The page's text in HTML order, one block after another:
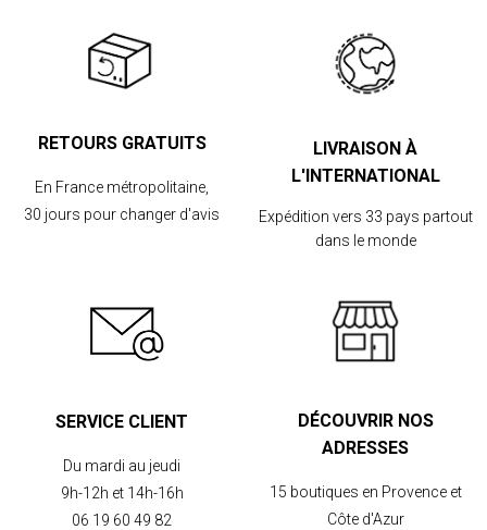
RETOURS GRATUITS
En France métropolitaine,
30 jours pour changer d'avis
LIVRAISON À
L'INTERNATIONAL
Expédition vers 33 pays partout
dans le monde
SERVICE CLIENT
Du mardi au jeudi
9h-12h et 14h-16h
06 19 60 49 82
DÉCOUVRIR NOS
ADRESSES
15 boutiques en Provence et
Côte d'Azur